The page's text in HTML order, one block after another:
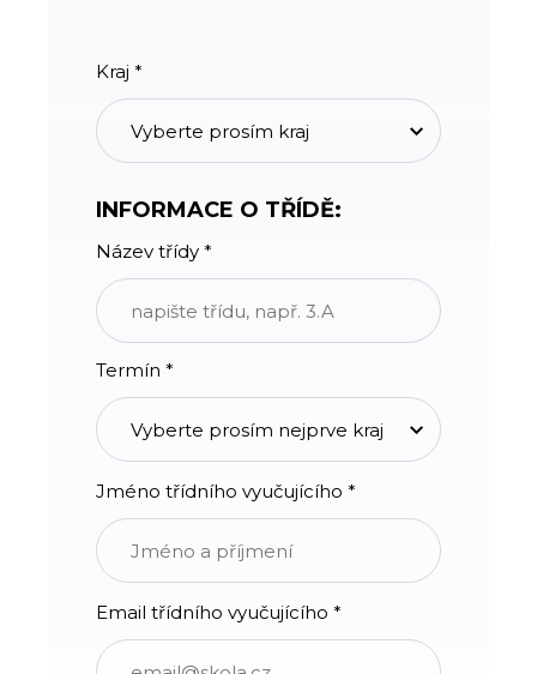
Kraj *
INFORMACE O TŘÍDĚ:
Název třídy *
Termín *
Jméno třídního vyučujícího *
Email třídního vyučujícího *